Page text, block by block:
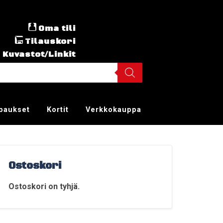
Oma tili
Tilauskori
Kuvastot/Linkit
Kortit Verkkokauppa
Ostoskori
Ostoskori on tyhjä.